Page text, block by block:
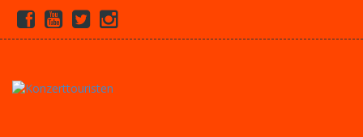
Skip
content
Facebook
YoutubeTwitterInstagram